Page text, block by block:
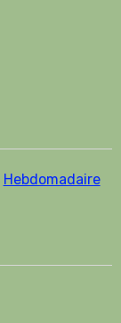
Hebdomadaire